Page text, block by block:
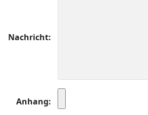
Nachricht
Anhang